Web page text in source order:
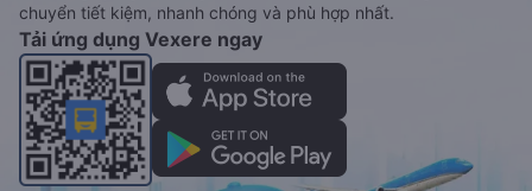
chuyển tiết kiệm, nhanh chóng và phù hợp nhất.
Tải ứng dụng Vexere ngay